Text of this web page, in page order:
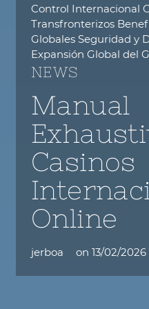
Control Internacional
Transfronterizos
Globales Seguridad y
Expansión Global del
NEWS
Manual
Casinos
Online
jerboa on 13/02/2026